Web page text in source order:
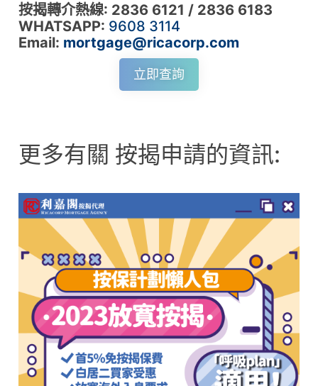
按揭轉介熱線: 2836 6121 / 2836 6183
WHATSAPP: 9608 3114
Email: mortgage@ricacorp.com
立即查詢
更多有關 按揭申請的資訊: